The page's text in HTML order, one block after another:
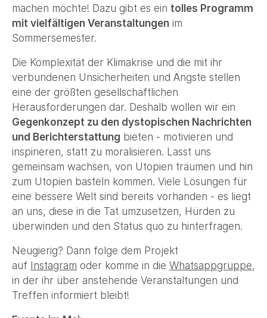
machen möchte! Dazu gibt es ein tolles Programm
mit vielfältigen Veranstaltungen im
Sommersemester.
Die Komplexität der Klimakrise und die mit ihr
verbundenen Unsicherheiten und Ängste stellen
eine der größten gesellschaftlichen
Herausforderungen dar. Deshalb wollen wir ein
Gegenkonzept zu den dystopischen Nachrichten
und Berichterstattung bieten - motivieren und
inspirieren, statt zu moralisieren. Lasst uns
gemeinsam wachsen, von Utopien träumen und hin
zum Utopien basteln kommen. Viele Lösungen für
eine bessere Welt sind bereits vorhanden - es liegt
an uns, diese in die Tat umzusetzen, Hürden zu
überwinden und den Status quo zu hinterfragen.
Neugierig? Dann folge dem Projekt
auf Instagram oder komme in die Whatsappgruppe,
in der ihr über anstehende Veranstaltungen und
Treffen informiert bleibt!